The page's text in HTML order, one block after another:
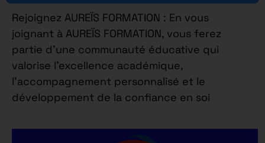
Rejoignez AUREÏS FORMATION : En vous
joignant à AUREÏS FORMATION, vous ferez
partie d’une communauté éducative qui
valorise l’excellence académique,
l’accompagnement personnalisé et le
développement de la confiance en soi